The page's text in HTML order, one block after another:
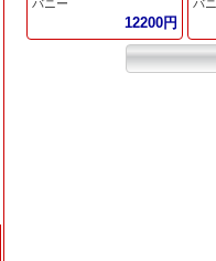
バニー
12200円
バ